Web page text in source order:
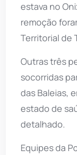
estava no
remoção
Territorial de
Outras três
socorridas
das Baleias,
estado de
detalhado.
Equipes da